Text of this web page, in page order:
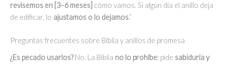
revisemos en [3–6 meses] cómo vamos. Si algún día el anillo deja
de edificar, lo ajustamos o lo dejamos.”
Preguntas frecuentes sobre Biblia y anillos de promesa
¿Es pecado usarlos?No. La Biblia no lo prohíbe; pide sabiduría y